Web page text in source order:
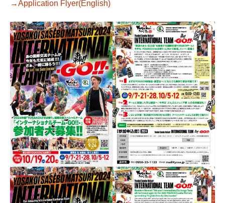
→Application Flyer(English)